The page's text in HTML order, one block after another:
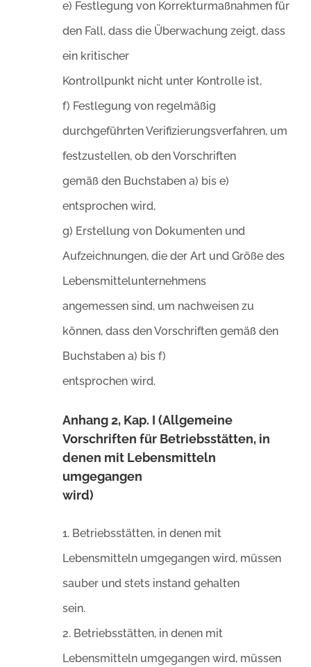
e) Festlegung von Korrekturmaßnahmen für
den Fall, dass die Überwachung zeigt, dass
ein kritischer
Kontrollpunkt nicht unter Kontrolle ist,
f) Festlegung von regelmäßig
durchgeführten Verifizierungsverfahren, um
festzustellen, ob den Vorschriften
gemäß den Buchstaben a) bis e)
entsprochen wird,
g) Erstellung von Dokumenten und
Aufzeichnungen, die der Art und Größe des
Lebensmittelunternehmens
angemessen sind, um nachweisen zu
können, dass den Vorschriften gemäß den
Buchstaben a) bis f)
entsprochen wird.
Anhang 2, Kap. I (Allgemeine
Vorschriften für Betriebsstätten, in
denen mit Lebensmitteln
umgegangen
wird)
1. Betriebsstätten, in denen mit
Lebensmitteln umgegangen wird, müssen
sauber und stets instand gehalten
sein.
2. Betriebsstätten, in denen mit
Lebensmitteln umgegangen wird, müssen